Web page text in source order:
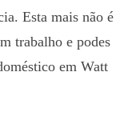
Esta mais não é
trabalho e podes
em Watt